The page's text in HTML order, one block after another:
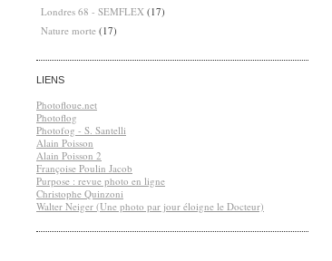
Londres 68 - SEMFLEX (17)
Nature morte (17)
LIENS
Photofloue.net
Photoflog
Photofog - S. Santelli
Alain Poisson
Alain Poisson 2
Françoise Poulin Jacob
Purpose : revue photo en ligne
Christophe Quinzoni
Walter Neiger (Une photo par jour éloigne le Docteur)